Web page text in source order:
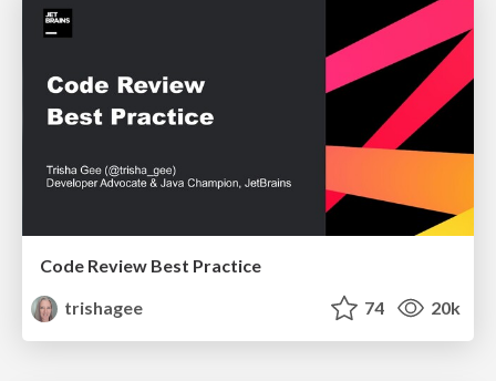
Code Review Best Practice
trishagee
74 20k